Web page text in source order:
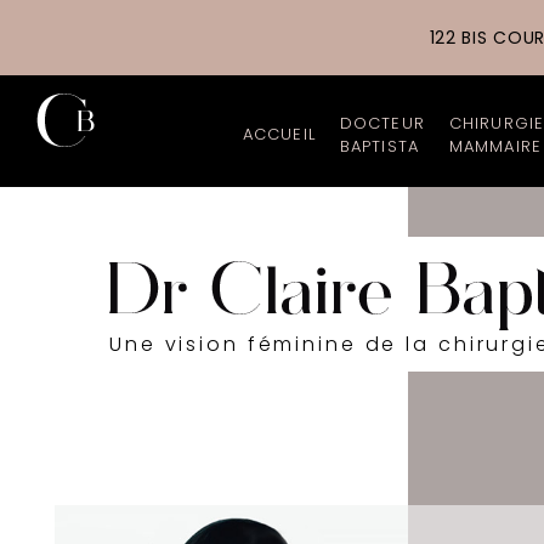
122 BIS
ACCUEIL
DOCTEUR
BAPTISTA
Cabinet et Cliniques
CHIRURGIE
MAMMAIRE
Une vision féminine de la